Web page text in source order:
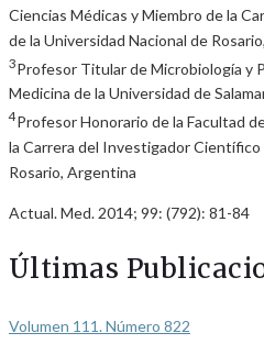
Ciencias Médicas y Miembro de la
de la Universidad Nacional de
3Profesor Titular de Microbiología y
Medicina de la Universidad de
4Profesor Honorario de la Facultad
la Carrera del Investigador Científico
Rosario, Argentina
Actual. Med. 2014; 99: (792): 81-84
Últimas
Volumen 111. Número 822